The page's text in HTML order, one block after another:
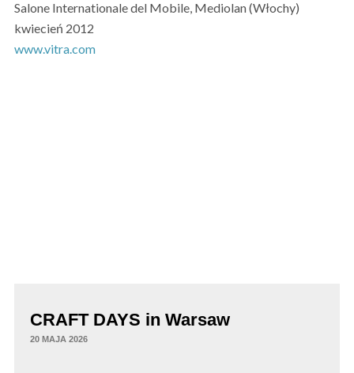
Salone Internationale del Mobile, Mediolan (Włochy)
kwiecień 2012
www.vitra.com
CRAFT DAYS in Warsaw
20 MAJA 2026